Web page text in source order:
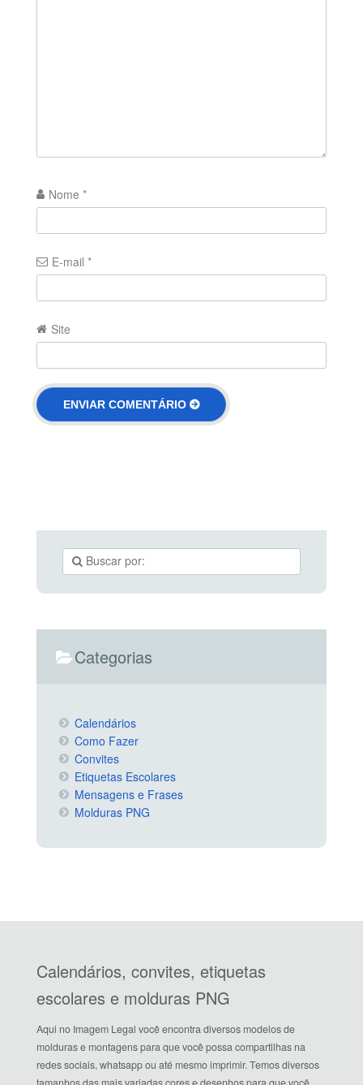
Nome *
E-mail *
Site
Categorias
Calendários
Como Fazer
Convites
Etiquetas Escolares
Mensagens e Frases
Molduras PNG
Calendários, convites, etiquetas
escolares e molduras PNG
Aqui no Imagem Legal você encontra diversos modelos de
molduras e montagens para que você possa compartilhas na
redes sociais, whatsapp ou até mesmo imprimir. Temos diversos